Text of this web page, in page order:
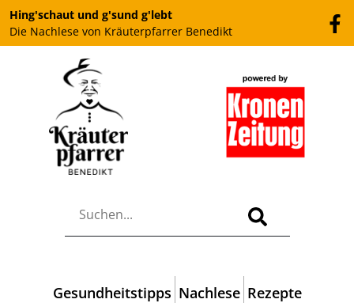
Hing'schaut und g'sund g'lebt
Die Nachlese von Kräuterpfarrer Benedikt
Gesundheitstipps Nachlese Rezepte